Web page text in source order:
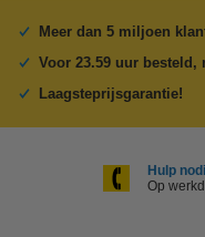
Meer dan 5 miljoen
Voor 23.59 uur besteld,
Laagsteprijsgarantie!
Hulp
Op